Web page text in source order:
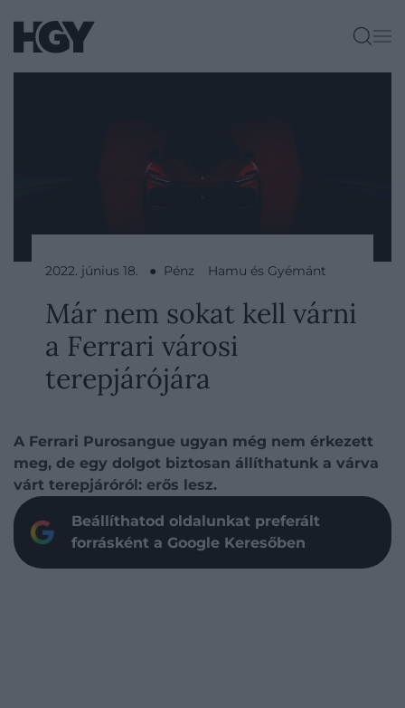
2022. június 18. ● Pénz Hamu és Gyémánt
Már nem sokat kell várni
a Ferrari városi
terepjárójára
A Ferrari Purosangue ugyan még nem érkezett
meg, de egy dolgot biztosan állíthatunk a várva
várt terepjáróról: erős lesz.
Beállíthatod oldalunkat preferált
forrásként a Google Keresőben